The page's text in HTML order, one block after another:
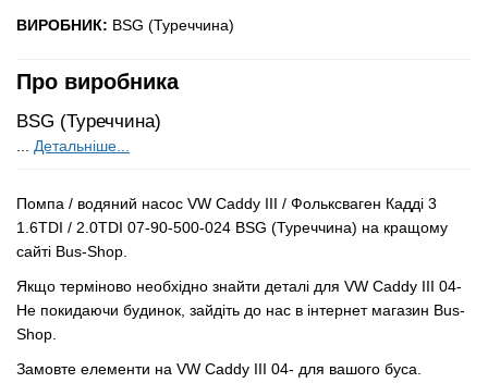
ВИРОБНИК: BSG (Туреччина)
Про виробника
BSG (Туреччина)
Детальніше...
Помпа / водяний насос VW Caddy III / Фольксваген Кадді 3
1.6TDI / 2.0TDI 07-90-500-024 BSG (Туреччина) на кращому
сайті Bus-Shop.
Якщо терміново необхідно знайти деталі для VW Caddy III 04-
Не покидаючи будинок, зайдіть до нас в інтернет магазин Bus-
Shop.
Замовте елементи на VW Caddy III 04- для вашого буса.